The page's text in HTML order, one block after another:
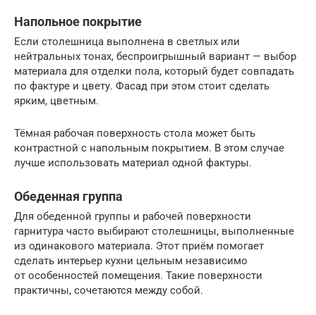
Напольное покрытие
Если столешница выполнена в светлых или
нейтральных тонах, беспроигрышный вариант — выбор
материала для отделки пола, который будет совпадать
по фактуре и цвету. Фасад при этом стоит сделать
ярким, цветным.
Тёмная рабочая поверхность стола может быть
контрастной с напольным покрытием. В этом случае
лучше использовать материал одной фактуры.
Обеденная группа
Для обеденной группы и рабочей поверхности
гарнитура часто выбирают столешницы, выполненные
из одинакового материала. Этот приём помогает
сделать интерьер кухни цельным независимо
от особенностей помещения. Такие поверхности
практичны, сочетаются между собой.